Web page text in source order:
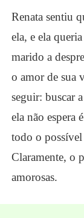
Renata sentiu
ela, e ela
marido a
o amor de sua
seguir: buscar
ela não espera
todo o possível
Claramente, o
amorosas.